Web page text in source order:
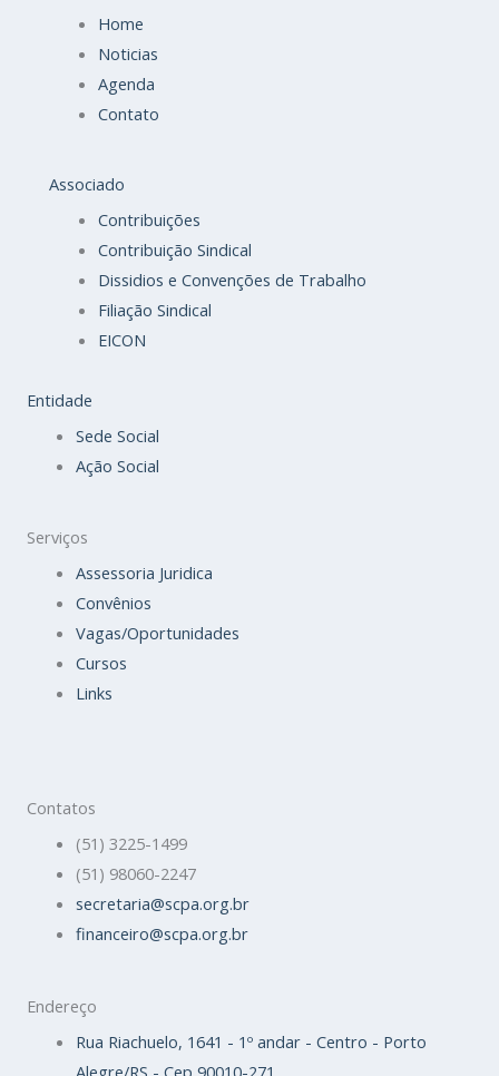
Home
Noticias
Agenda
Contato
Associado
Contribuições
Contribuição Sindical
Dissidios e Convenções de Trabalho
Filiação Sindical
EICON
Entidade
Sede Social
Ação Social
Serviços
Assessoria Juridica
Convênios
Vagas/Oportunidades
Cursos
Links
Contatos
(51) 3225-1499
(51) 98060-2247
secretaria@scpa.org.br
financeiro@scpa.org.br
Endereço
Rua Riachuelo, 1641 - 1º andar - Centro - Porto
Alegre/RS - Cep 90010-271